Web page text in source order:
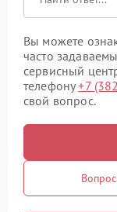
Вы можете
часто
сервисный
телефону+7
свой вопрос.